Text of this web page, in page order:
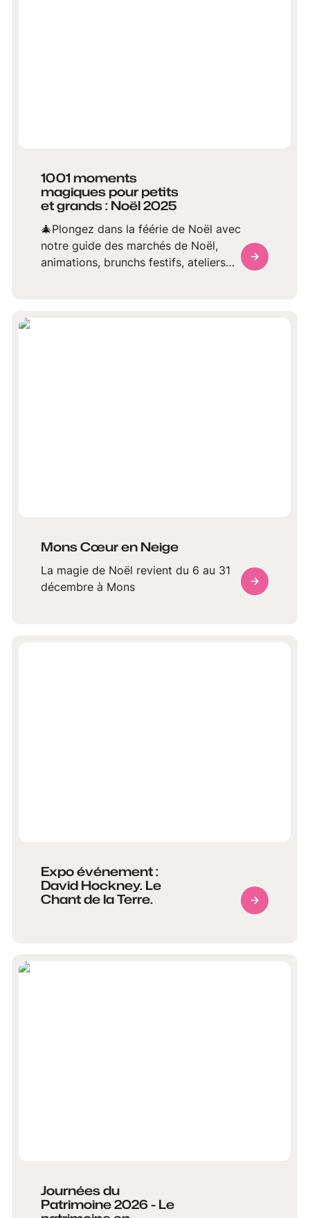
1001 moments
magiques pour petits
et grands : Noël 2025
🎄Plongez dans la féérie de Noël avec
notre guide des marchés de Noël,
animations, brunchs festifs, ateliers
Mons Cœur en Neige
La magie de Noël revient du 6 au 31
décembre à Mons
Expo événement :
David Hockney. Le
Chant de la Terre.
Journées du
Patrimoine 2026 - Le